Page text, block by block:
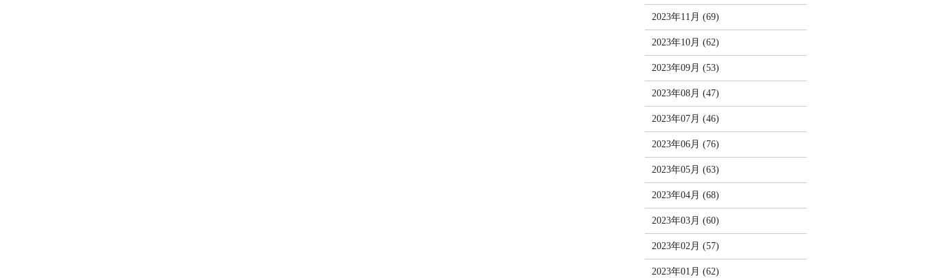
2023年11月 (69)
2023年10月 (62)
2023年09月 (53)
2023年08月 (47)
2023年07月 (46)
2023年06月 (76)
2023年05月 (63)
2023年04月 (68)
2023年03月 (60)
2023年02月 (57)
2023年01月 (62)